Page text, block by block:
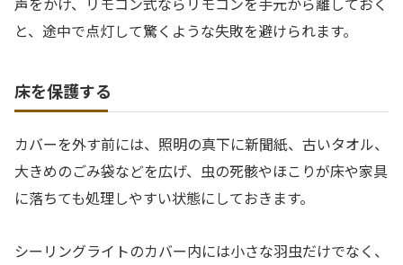
と、途中で点灯して驚くような失敗を避けられます。
床を保護する
カバーを外す前には、照明の真下に新聞紙、古いタオル、
大きめのごみ袋などを広げ、虫の死骸やほこりが床や家具
に落ちても処理しやすい状態にしておきます。
シーリングライトのカバー内には小さな羽虫だけでなく、